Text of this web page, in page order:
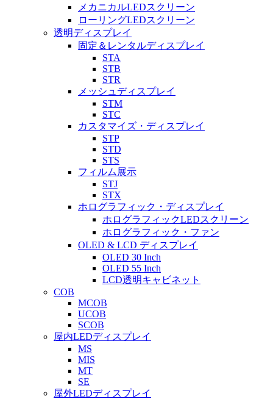
メカニカルLEDスクリーン
ローリングLEDスクリーン
透明ディスプレイ
固定＆レンタルディスプレイ
STA
STB
STR
メッシュディスプレイ
STM
STC
カスタマイズ・ディスプレイ
STP
STD
STS
フィルム展示
STJ
STX
ホログラフィック・ディスプレイ
ホログラフィックLEDスクリーン
ホログラフィック・ファン
OLED & LCD ディスプレイ
OLED 30 Inch
OLED 55 Inch
LCD透明キャビネット
COB
MCOB
UCOB
SCOB
屋内LEDディスプレイ
MS
MIS
MT
SE
屋外LEDディスプレイ